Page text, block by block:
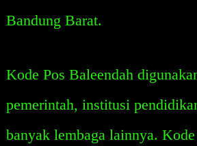
Bandung Barat.
Kode Pos Baleendah
pemerintah, institusi
banyak lembaga lainnya.